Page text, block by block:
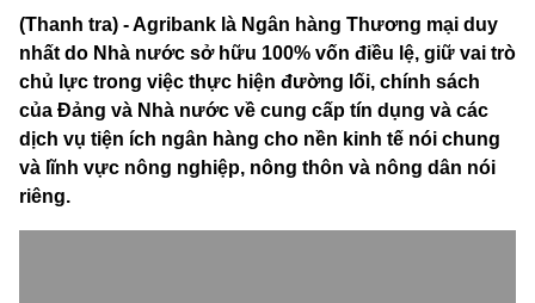
(Thanh tra) - Agribank là Ngân hàng Thương mại duy
nhất do Nhà nước sở hữu 100% vốn điều lệ, giữ vai trò
chủ lực trong việc thực hiện đường lối, chính sách
của Đảng và Nhà nước về cung cấp tín dụng và các
dịch vụ tiện ích ngân hàng cho nền kinh tế nói chung
và lĩnh vực nông nghiệp, nông thôn và nông dân nói
riêng.